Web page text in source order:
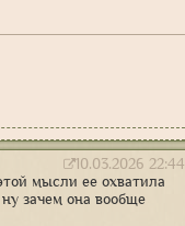
10.03.2026 22:44
мысли ее охватила
зачем она вообще